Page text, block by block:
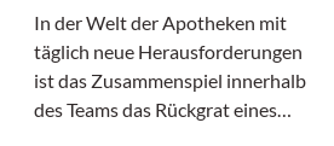
Teamresilienz mit der bioLogic-
Methode
In der Welt der Apotheken mit
täglich neue Herausforderungen
ist das Zusammenspiel innerhalb
des Teams das Rückgrat eines